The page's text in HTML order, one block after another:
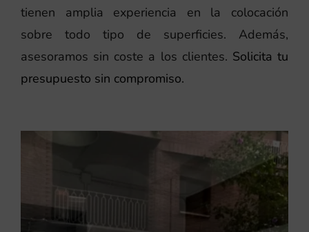
tienen amplia experiencia en la colocación
sobre todo tipo de superficies. Además,
asesoramos sin coste a los clientes. Solicita tu
presupuesto sin compromiso.